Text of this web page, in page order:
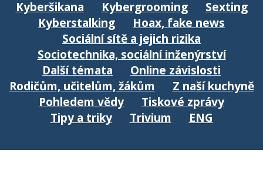
Kyberšikana Kybergrooming
Sexting
Kyberstalking
Hoax, fake news
Sociální sítě a jejich rizika
Sociotechnika, sociální inženýrství
Další témata
Online závislosti
Rodičům, učitelům, žákům
Z naší kuchyně
Pohledem vědy
Tiskové zprávy
Tipy a triky
Trivium ENG